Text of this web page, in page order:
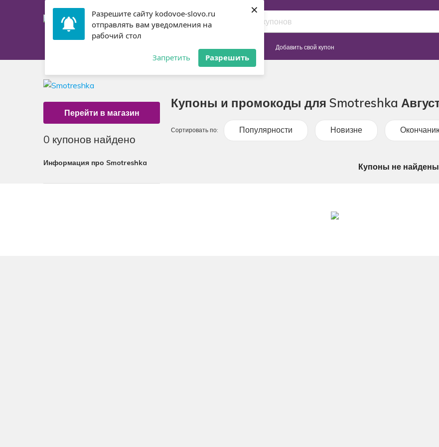
Разрешите сайту kodovoe-slovo.ru
отправлять вам уведомления на
рабочий стол
Запретить Разрешить
×
Купоны Сайты Добавить свой купон
Перейти в магазин
0 купонов найдено
Информация про Smotreshka
Купоны и промокоды для Smotreshka
Сортировать по: Популярности Новизне
Купоны не найдены